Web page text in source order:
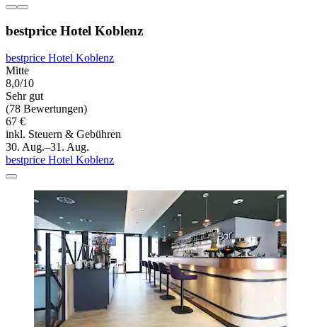
bestprice Hotel Koblenz
bestprice Hotel Koblenz
Mitte
8,0/10
Sehr gut
(78 Bewertungen)
67 €
inkl. Steuern & Gebühren
30. Aug.–31. Aug.
bestprice Hotel Koblenz